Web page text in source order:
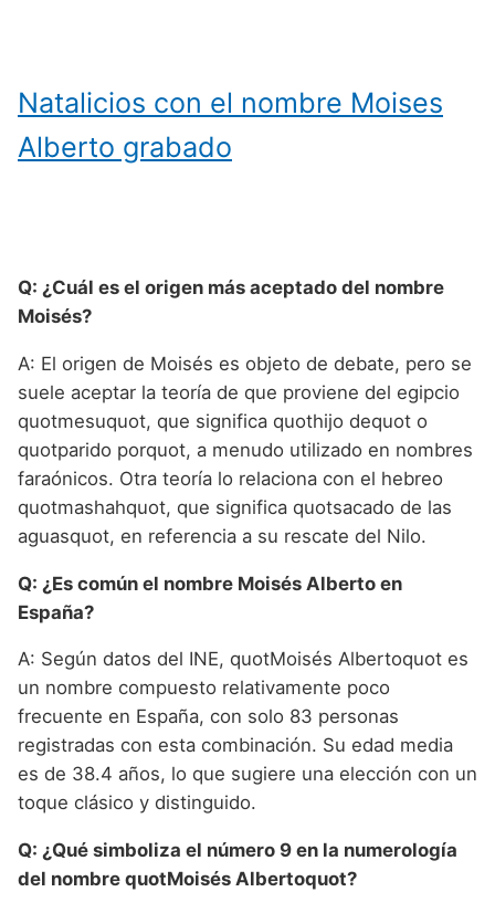
Natalicios con el nombre Moises
Alberto grabado
Q: ¿Cuál es el origen más aceptado del nombre
Moisés?
A: El origen de Moisés es objeto de debate, pero se
suele aceptar la teoría de que proviene del egipcio
quotmesuquot, que significa quothijo dequot o
quotparido porquot, a menudo utilizado en nombres
faraónicos. Otra teoría lo relaciona con el hebreo
quotmashahquot, que significa quotsacado de las
aguasquot, en referencia a su rescate del Nilo.
Q: ¿Es común el nombre Moisés Alberto en
España?
A: Según datos del INE, quotMoisés Albertoquot es
un nombre compuesto relativamente poco
frecuente en España, con solo 83 personas
registradas con esta combinación. Su edad media
es de 38.4 años, lo que sugiere una elección con un
toque clásico y distinguido.
Q: ¿Qué simboliza el número 9 en la numerología
del nombre quotMoisés Albertoquot?